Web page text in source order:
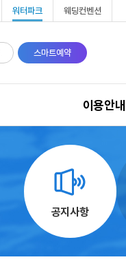
워터파크 웨딩컨벤션
스마트예약
이용안내
운영안내
이용요금
이용규칙
코인밴드
공지사항